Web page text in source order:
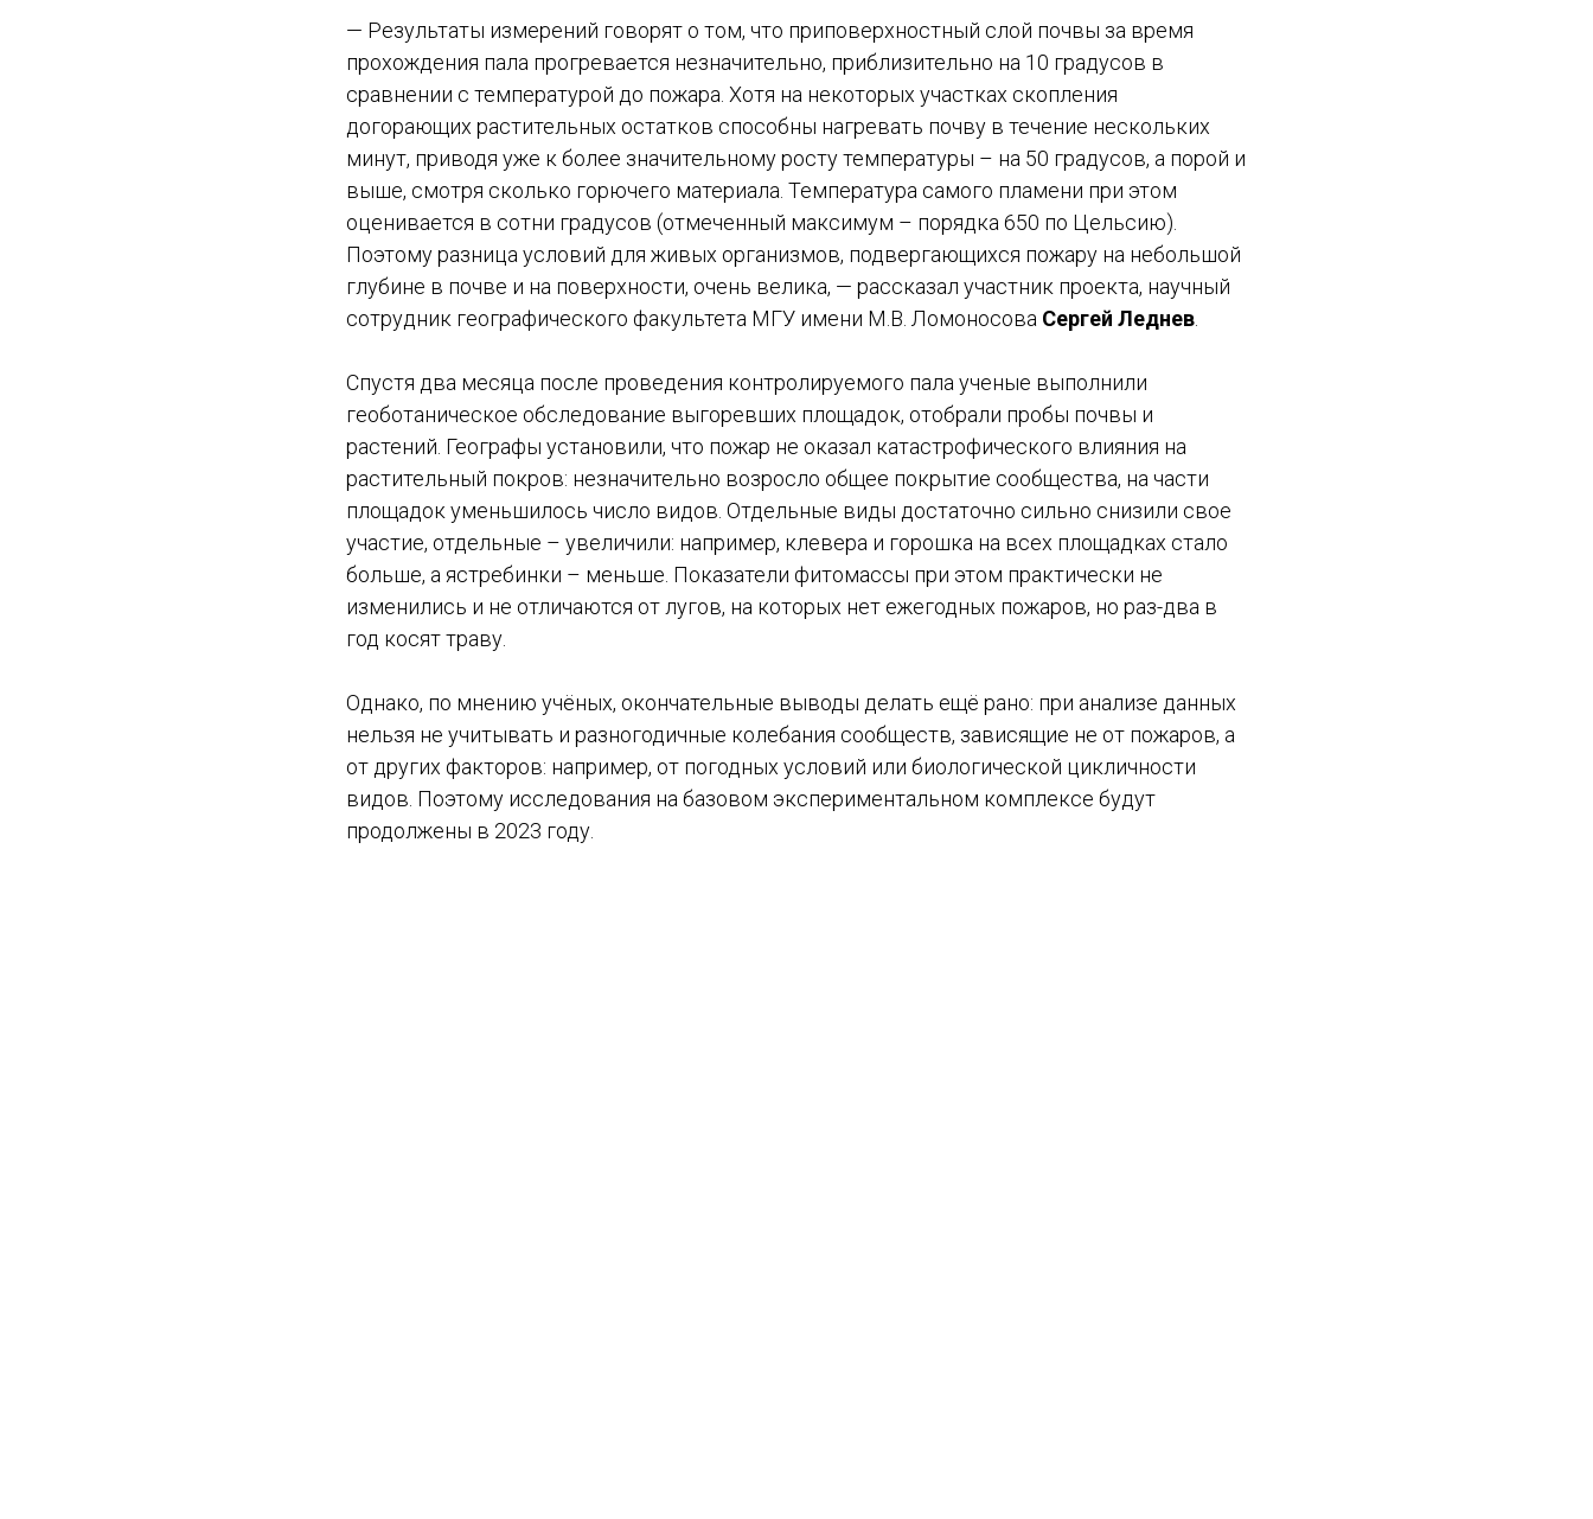
— Результаты измерений говорят о том, что приповерхностный слой почвы за время
прохождения пала прогревается незначительно, приблизительно на 10 градусов в
сравнении с температурой до пожара. Хотя на некоторых участках скопления
догорающих растительных остатков способны нагревать почву в течение нескольких
минут, приводя уже к более значительному росту температуры – на 50 градусов, а порой и
выше, смотря сколько горючего материала. Температура самого пламени при этом
оценивается в сотни градусов (отмеченный максимум – порядка 650 по Цельсию).
Поэтому разница условий для живых организмов, подвергающихся пожару на небольшой
глубине в почве и на поверхности, очень велика, — рассказал участник проекта, научный
сотрудник географического факультета МГУ имени М.В. Ломоносова Сергей Леднев
Спустя два месяца после проведения контролируемого пала ученые выполнили
геоботаническое обследование выгоревших площадок, отобрали пробы почвы и
растений. Географы установили, что пожар не оказал катастрофического влияния на
растительный покров: незначительно возросло общее покрытие сообщества, на части
площадок уменьшилось число видов. Отдельные виды достаточно сильно снизили свое
участие, отдельные – увеличили: например, клевера и горошка на всех площадках стало
больше, а ястребинки – меньше. Показатели фитомассы при этом практически не
изменились и не отличаются от лугов, на которых нет ежегодных пожаров, но раз-два в
год косят траву.
Однако, по мнению учёных, окончательные выводы делать ещё рано: при анализе данных
нельзя не учитывать и разногодичные колебания сообществ, зависящие не от пожаров, а
от других факторов: например, от погодных условий или биологической цикличности
видов. Поэтому исследования на базовом экспериментальном комплексе будут
продолжены в 2023 году.